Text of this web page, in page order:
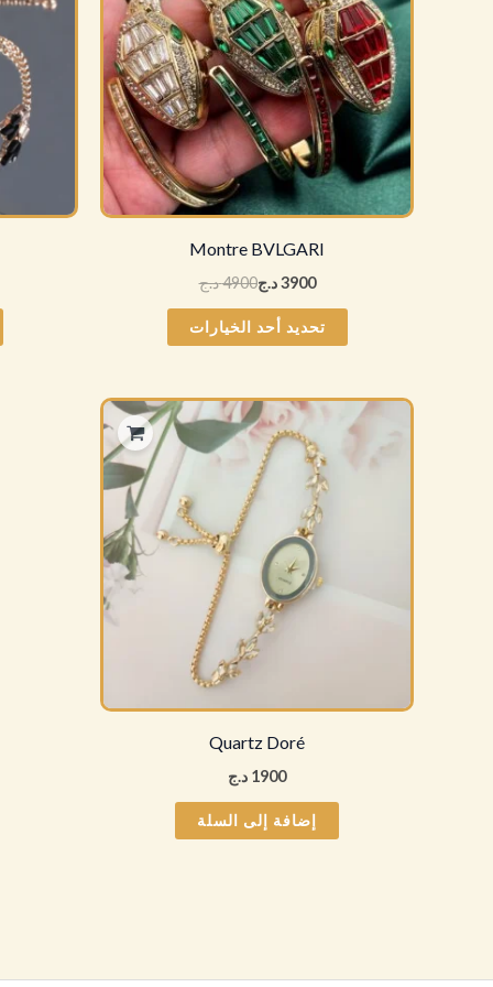
Montre BVLGARI
4900د.ج 3900 د.ج
تحديد أحد الخيارات
الأشكال
المختلفة
لهذا
المنتج.
يمكن
اختيار
الخيارات
Quartz Doré
1900 د.ج
إضافة إلى السلة